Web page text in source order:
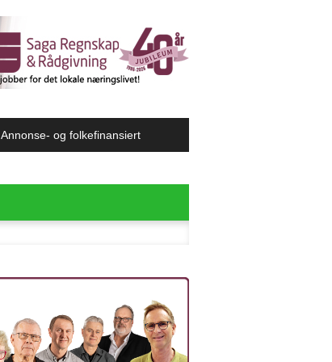
Annonse- og folkefinansiert